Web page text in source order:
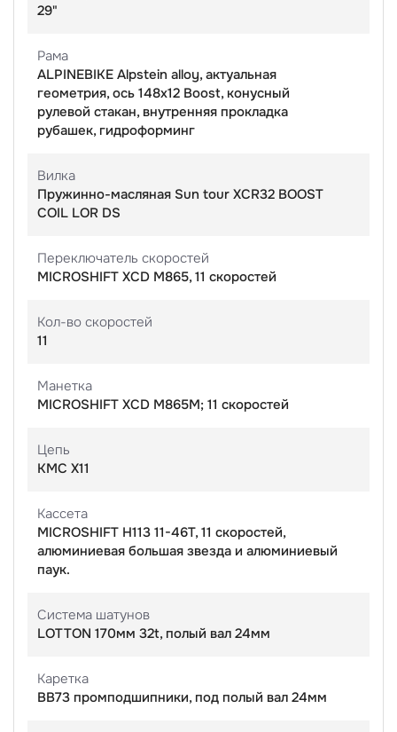
29"
Рама
ALPINEBIKE Alpstein alloy, актуальная
геометрия, ось 148х12 Boost, конусный
рулевой стакан, внутренняя прокладка
рубашек, гидроформинг
Вилка
Пружинно-масляная Sun tour XCR32 BOOST
COIL LOR DS
Переключатель скоростей
MICROSHIFT XCD M865, 11 скоростей
Кол-во скоростей
11
Манетка
MICROSHIFT XCD M865M; 11 скоростей
Цепь
КМС Х11
Кассета
MICROSHIFT Н113 11-46T, 11 скоростей,
алюминиевая большая звезда и алюминиевый
паук.
Система шатунов
LOTTON 170мм 32t, полый вал 24мм
Каретка
BB73 промподшипники, под полый вал 24мм